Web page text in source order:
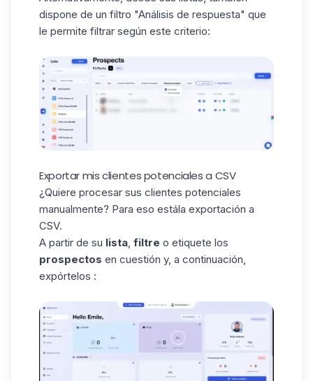
dispone de un filtro "Análisis de respuesta" que
le permite filtrar según este criterio:
Exportar mis clientes potenciales a CSV
¿Quiere procesar sus clientes potenciales
manualmente? Para eso estála exportación a
CSV.
A partir de su lista, filtre o etiquete los
prospectos en cuestión y, a continuación,
expórtelos :